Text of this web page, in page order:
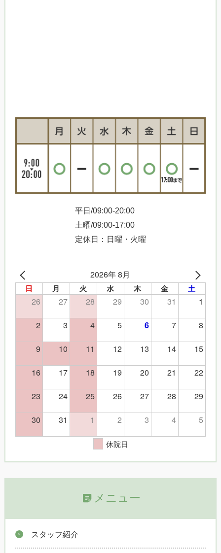
平日/09:00-20:00
土曜/09:00-17:00
定休日：日曜・火曜
2026年 8月
日 月 火 水 木 金 土
26 27 28 29 30 31
1
2
3 4 5 6 7
8
9
10 11 12 13 14
15
16
17 18 19 20 21
22
23
24 25 26 27 28
29
30
31 1 2 3 4 5
休院日
メニュー
スタッフ紹介